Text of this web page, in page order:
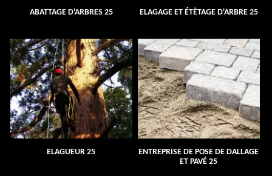
ABATTAGE D'ARBRES 25 ELAGAGE ET ÉTÊTAGE D'ARBRE 25
ELAGUEUR 25
ENTREPRISE DE POSE DE DALLAGE
ET PAVÉ 25